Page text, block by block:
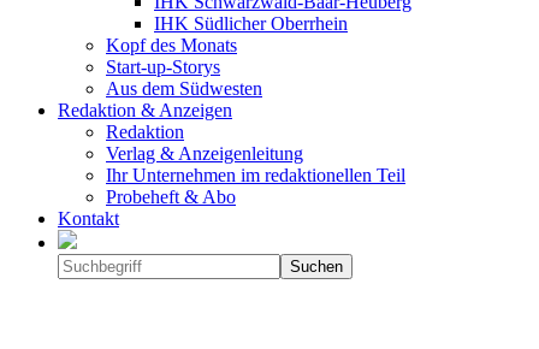
IHK Südlicher Oberrhein
Kopf des Monats
Start-up-Storys
Aus dem Südwesten
Redaktion & Anzeigen
Redaktion
Verlag & Anzeigenleitung
Ihr Unternehmen im redaktionellen Teil
Probeheft & Abo
Kontakt